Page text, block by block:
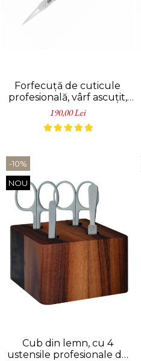
Forfecuță de cuticule
profesională, vârf ascuțit,
stil retro, ERBE Premium,
Erbe Solingen
190,00 Lei
-10%
NOU
Cub din lemn, cu 4
ustensile profesionale de